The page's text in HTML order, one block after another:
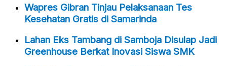
Wapres Gibran Tinjau Pelaksanaan Tes
Kesehatan Gratis di Samarinda
Lahan Eks Tambang di Samboja Disulap Jadi
Greenhouse Berkat Inovasi Siswa SMK